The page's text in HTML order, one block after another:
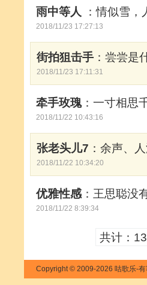
雨中等人 ：情似雪
2018/11/23 17:27:13
街拍狙击手 ：尝尝是
2018/11/23 17:11:31
牵手玫瑰：一寸相思
2018/11/22 10:43:16
张老头儿7 ：余声、
2018/11/22 10:34:20
优雅性感 ：王思聪没
2018/11/22 8:39:34
共计：
Copyright © 2009-2026 咕歌乐-有